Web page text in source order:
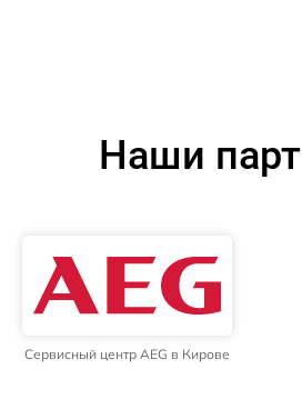
Наши
Сервисный центр AEG в Кирове